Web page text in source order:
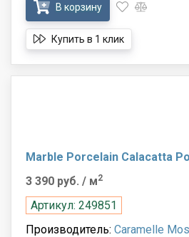
В корзину
Купить в 1 клик
Marble Porcelain Calacatta
3 390 руб. / м2
Артикул: 249851
Производитель: Caramelle